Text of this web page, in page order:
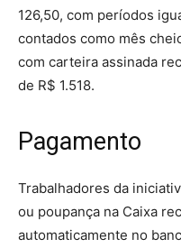
126,50, com períodos
contados como mês
com carteira assinada
de R$ 1.518.
Pagamento
Trabalhadores da
ou poupança na Caixa
automaticamente no